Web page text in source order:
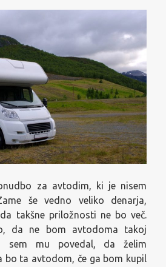
za avtodim, ki je nisem
še vedno veliko denarja,
takšne priložnosti ne bo več.
da ne bom avtodoma takoj
sem mu povedal, da želim
bo ta avtodom, če ga bom kupil